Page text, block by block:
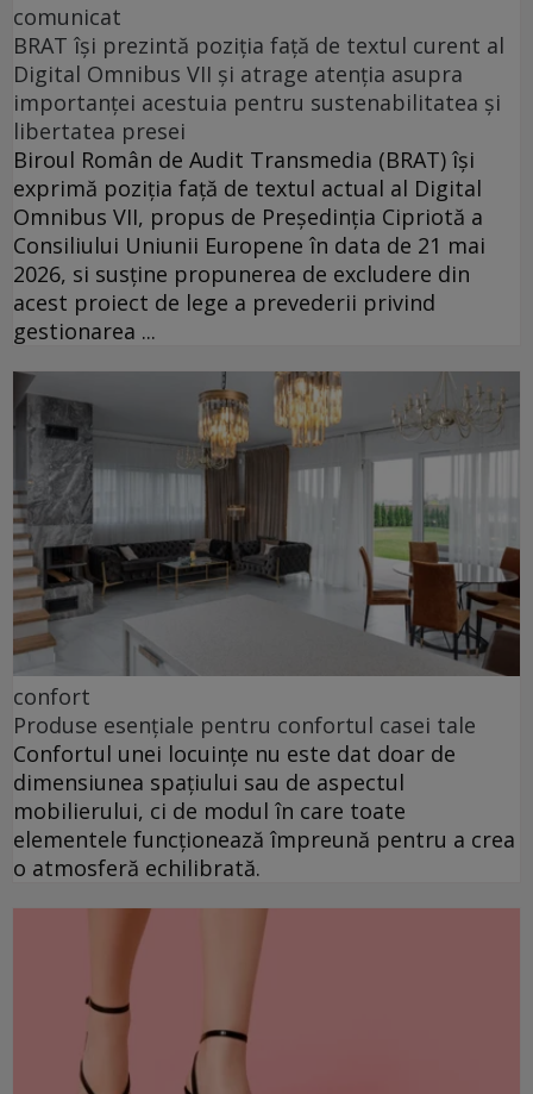
comunicat
BRAT își prezintă poziția față de textul curent al
Digital Omnibus VII și atrage atenția asupra
importanței acestuia pentru sustenabilitatea și
libertatea presei
Biroul Român de Audit Transmedia (BRAT) își
exprimă poziția față de textul actual al Digital
Omnibus VII, propus de Președinția Cipriotă a
Consiliului Uniunii Europene în data de 21 mai
2026, si susține propunerea de excludere din
acest proiect de lege a prevederii privind
gestionarea ...
confort
Produse esențiale pentru confortul casei tale
Confortul unei locuințe nu este dat doar de
dimensiunea spațiului sau de aspectul
mobilierului, ci de modul în care toate
elementele funcționează împreună pentru a crea
o atmosferă echilibrată.